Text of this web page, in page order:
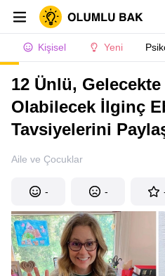
Kişisel Yeni
12 Ünlü, Gelecekte
Olabilecek İlginç
Tavsiyelerini
Aile ve Çocuklar
- -